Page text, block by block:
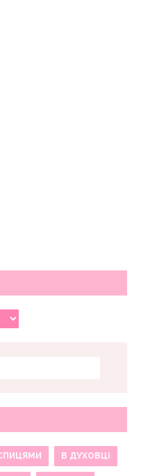
В ДУХОВЦІ